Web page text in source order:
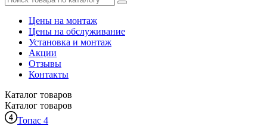
Цены на монтаж
Цены на обслуживание
Установка и монтаж
Акции
Отзывы
Контакты
Каталог товаров
Каталог товаров
Топас 4